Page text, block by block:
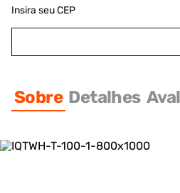
Insira seu CEP
Sobre Detalhes